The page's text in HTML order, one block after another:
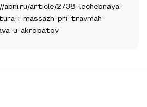
apni.ru/article/2738-lechebnaya-
i-massazh-pri-travmah-
u-akrobatov